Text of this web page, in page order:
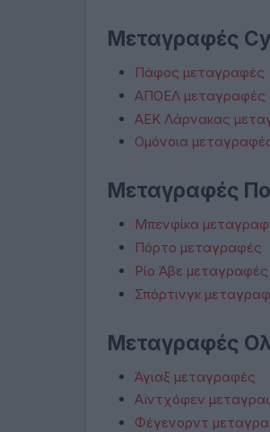
Μεταγραφές
Πάφος μεταγραφές
ΑΠΟΕΛ μεταγραφές
ΑΕΚ Λάρνακας
Ομόνοια
Μεταγραφές
Μπενφίκα
Πόρτο μεταγραφές
Ρίο Άβε μεταγραφές
Σπόρτινγκ
Μεταγραφές
Άγιαξ μεταγραφές
Αϊντχόφεν
Φέγενορντ